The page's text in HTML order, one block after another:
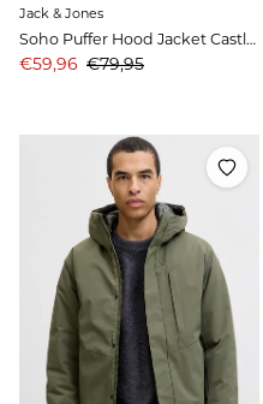
Jack & Jones
Soho Puffer Hood Jacket Castlerock
Aanbiedingsprijs
€59,96 Prijs
€79,95